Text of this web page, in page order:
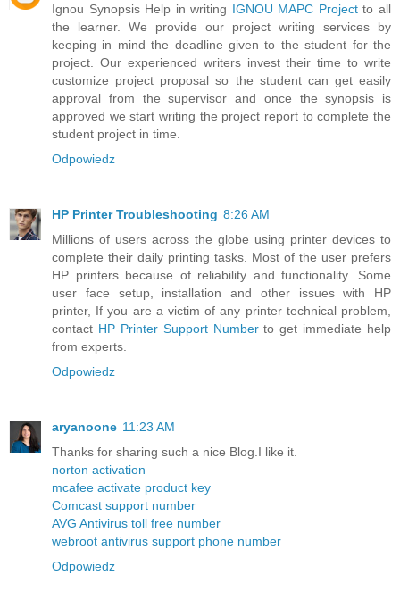
Ignou Synopsis Help in writing IGNOU MAPC Projectto all
the learner. We provide our project writing services by
keeping in mind the deadline given to the student for the
project. Our experienced writers invest their time to write
customize project proposal so the student can get easily
approval from the supervisor and once the synopsis is
approved we start writing the project report to complete the
student project in time.
Odpowiedz
HP Printer Troubleshooting 8:26 AM
Millions of users across the globe using printer devices to
complete their daily printing tasks. Most of the user prefers
HP printers because of reliability and functionality. Some
user face setup, installation and other issues with HP
printer, If you are a victim of any printer technical problem,
contact HP Printer Support Numberto get immediate help
from experts.
Odpowiedz
aryanoone 11:23 AM
Thanks for sharing such a nice Blog.I like it.
norton activation
mcafee activate product key
Comcast support number
AVG Antivirus toll free number
webroot antivirus support phone number
Odpowiedz